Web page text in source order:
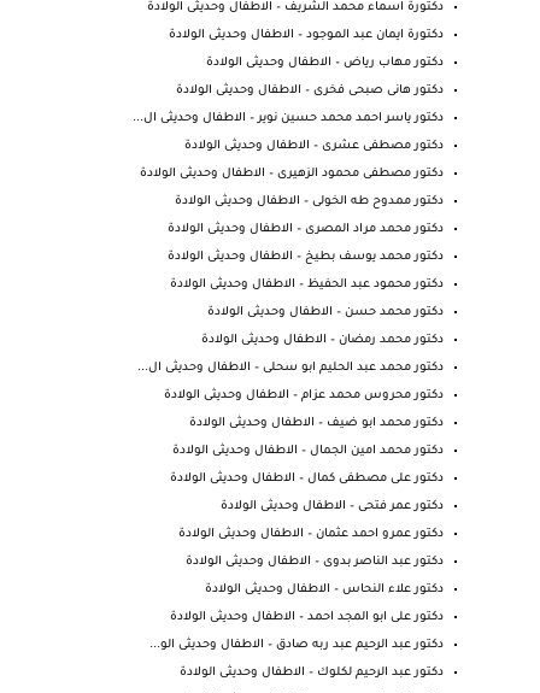
دكتورة اسماء محمد الشريف – الاطفال وحديثى الولادة
دكتورة ايمان عبد الموجود – الاطفال وحديثى الولادة
دكتور مهاب رياض – الاطفال وحديثى الولادة
دكتور هانى صبحى فخرى – الاطفال وحديثى الولادة
دكتور ياسر احمد محمد حسين نوير – الاطفال وحديثى ال...
دكتور مصطفى عشرى – الاطفال وحديثى الولادة
دكتور مصطفى محمود الزهيرى – الاطفال وحديثى الولادة
دكتور ممدوح طه الخولى – الاطفال وحديثى الولادة
دكتور محمد مراد المصرى – الاطفال وحديثى الولادة
دكتور محمد يوسف بطيخ – الاطفال وحديثى الولادة
دكتور محمود عبد الحفيظ – الاطفال وحديثى الولادة
دكتور محمد حسن – الاطفال وحديثى الولادة
دكتور محمد رمضان – الاطفال وحديثى الولادة
دكتور محمد عبد الحليم ابو سحلى – الاطفال وحديثى ال...
دكتور محروس محمد عزام – الاطفال وحديثى الولادة
دكتور محمد ابو ضيف – الاطفال وحديثى الولادة
دكتور محمد امين الجمال – الاطفال وحديثى الولادة
دكتور على مصطفى كمال – الاطفال وحديثى الولادة
دكتور عمر فتحى – الاطفال وحديثى الولادة
دكتور عمرو احمد عثمان – الاطفال وحديثى الولادة
دكتور عبد الناصر بدوى – الاطفال وحديثى الولادة
دكتور علاء النحاس – الاطفال وحديثى الولادة
دكتور على ابو المجد احمد – الاطفال وحديثى الولادة
دكتور عبد الرحيم عبد ربه صادق – الاطفال وحديثى الو...
دكتور عبد الرحيم لكلوك – الاطفال وحديثى الولادة